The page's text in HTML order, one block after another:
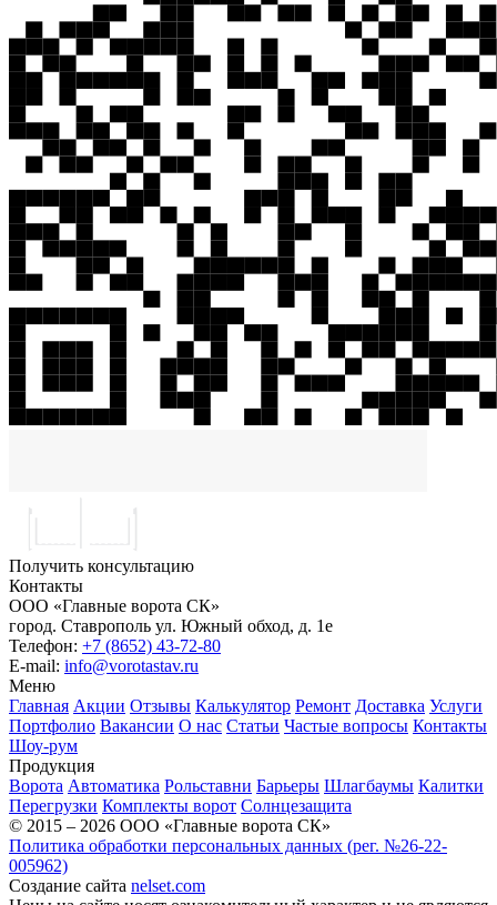
Получить консультацию
Контакты
ООО «Главные ворота СК»
город. Ставрополь ул. Южный обход, д. 1е
Телефон: +7 (8652) 43-72-80
E-mail: info@vorotastav.ru
Меню
Главная Акции Отзывы Калькулятор Ремонт Доставка Услуги
Портфолио Вакансии О нас Статьи Частые вопросы Контакты
Шоу-рум
Продукция
Ворота Автоматика Рольставни Барьеры Шлагбаумы Калитки
Перегрузки Комплекты ворот Солнцезащита
© 2015 – 2026 ООО «Главные ворота СК»
Политика обработки персональных данных (рег. №26-22-
005962)
Создание сайта nelset.com